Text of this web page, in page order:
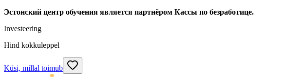
Эстонский центр обучения является партнёром Кассы по безработице.
Investeering
Hind kokkuleppel
Küsi, millal toimub